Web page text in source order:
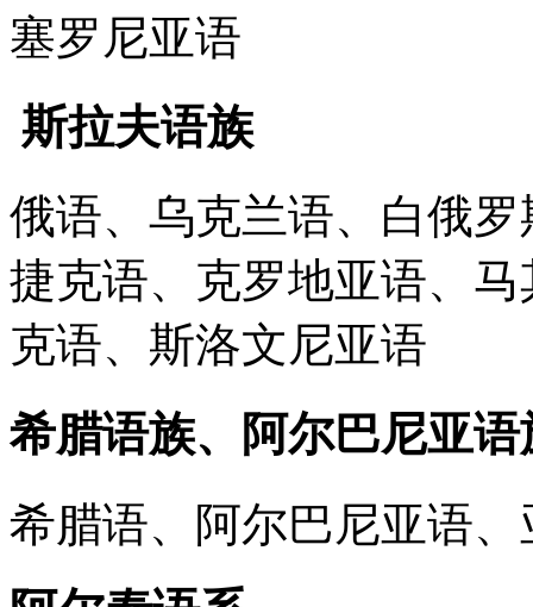
塞罗尼亚语
斯拉夫语族
俄语、乌克兰语、白俄
捷克语、克罗地亚语、
克语、斯洛文尼亚语
希腊语族、阿尔巴尼亚
希腊语、阿尔巴尼亚语